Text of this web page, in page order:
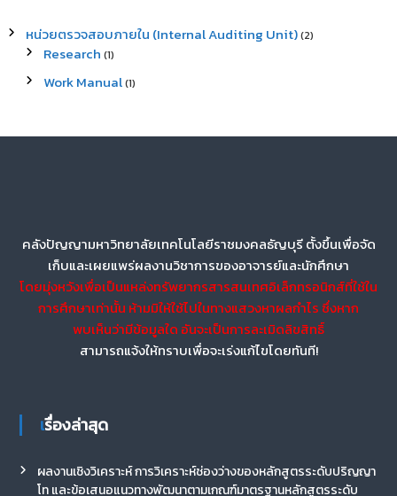
หน่วยตรวจสอบภายใน (Internal Auditing Unit)(2)
Research (1)
Work Manual(1)
คลังปัญญามหาวิทยาลัยเทคโนโลยีราชมงคลธัญบุรี ตั้งขึ้นเพื่อจัด
เก็บและเผยแพร่ผลงานวิชาการของอาจารย์และนักศึกษา
โดยมุ่งหวังเพื่อเป็นแหล่งทรัพยากรสารสนเทศอิเล็กทรอนิกส์ที่ใช้ใน
การศึกษาเท่านั้น ห้ามมิให้ใช้ไปในทางแสวงหาผลกำไร ซึ่งหาก
พบเห็นว่ามีข้อมูลใด อันจะเป็นการละเมิดลิขสิทธิ์
สามารถแจ้งให้ทราบเพื่อจะเร่งแก้ไขโดยทันที!
เรื่องล่าสุด
ผลงานเชิงวิเคราะห์ การวิเคราะห์ช่องว่างของหลักสูตรระดับปริญญา
โท และข้อเสนอแนวทางพัฒนาตามเกณฑ์มาตรฐานหลักสูตรระดับ